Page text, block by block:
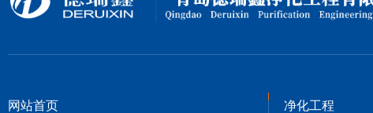
网站首页 净化工程